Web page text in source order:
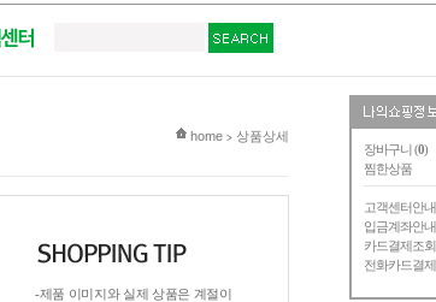
장바구니 (0)
찜한상품
고객센터안내
입금계좌안내
카드결제조회
전화카드결제
현재 위치
home > 상품상세
-제품 이미지와 실제 상품은 계절이